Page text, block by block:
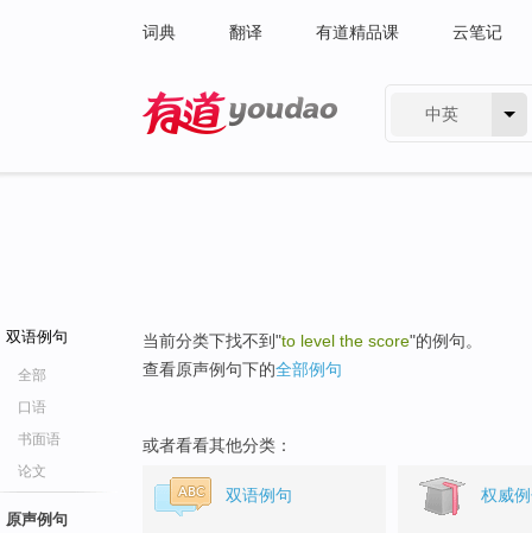
词典 翻译 有道精品课 云笔记
中英
双语例句
全部
口语
书面语
论文
原声例句
当前分类下找不到"to level the score"的例句。
查看原声例句下的全部例句
或者看看其他分类：
双语例句 权威